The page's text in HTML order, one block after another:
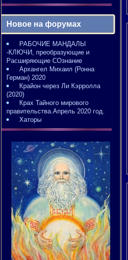
Новое на форумах
РАБОЧИЕ МАНДАЛЫ
-КЛЮЧИ, преобразующие и
Расширяющие СОзнание
Архангел Михаил (Ронна
Герман) 2020
Крайон через Ли Кэрролла
(2020)
Крах Тайного мирового
правительства.Апрель 2020 год.
Хаторы